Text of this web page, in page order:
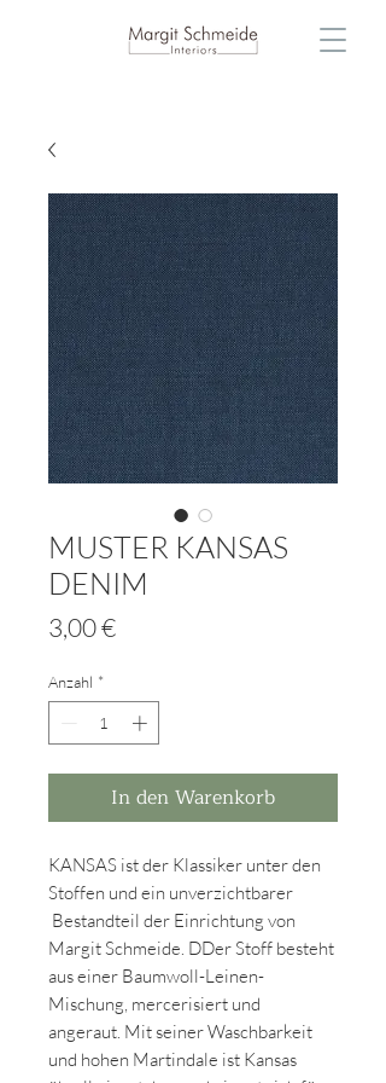
MUSTER KANSAS
DENIM
3,00 €Preis
Anzahl *
In den Warenkorb
KANSAS ist der Klassiker unter den
Stoffen und ein unverzichtbarer
Bestandteil der Einrichtung von
Margit Schmeide. DDer Stoff besteht
aus einer Baumwoll-Leinen-
Mischung, mercerisiert und
angeraut. Mit seiner Waschbarkeit
und hohen Martindale ist Kansas